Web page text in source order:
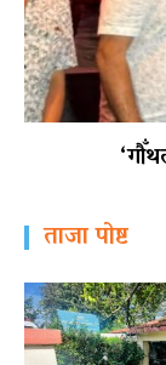
ताजा पोष्ट